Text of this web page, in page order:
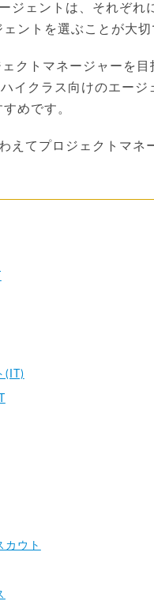
ジェントは、それぞ
ントを選ぶことが大切
クトマネージャーを
イクラス向けのエー
めです。
えてプロジェクトマ
(IT)
カウト